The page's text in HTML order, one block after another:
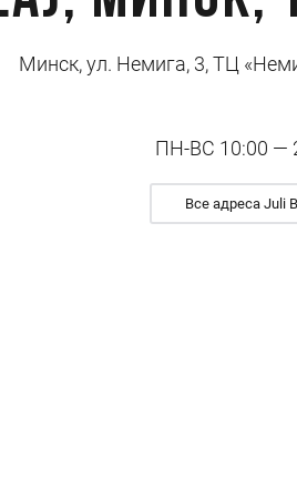
Минск, ул. Немига, 3, ТЦ
ПН-ВС 10:00 —
Все адреса Juli